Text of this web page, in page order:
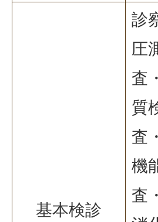
基本検診
診
圧
査
質
査
機
査